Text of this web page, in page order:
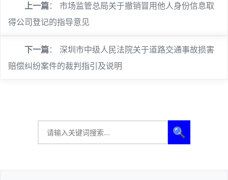
上一篇： 市场监管总局关于撤销冒用他人身份信息取
得公司登记的指导意见
下一篇： 深圳市中级人民法院关于道路交通事故损害
赔偿纠纷案件的裁判指引及说明
🔍